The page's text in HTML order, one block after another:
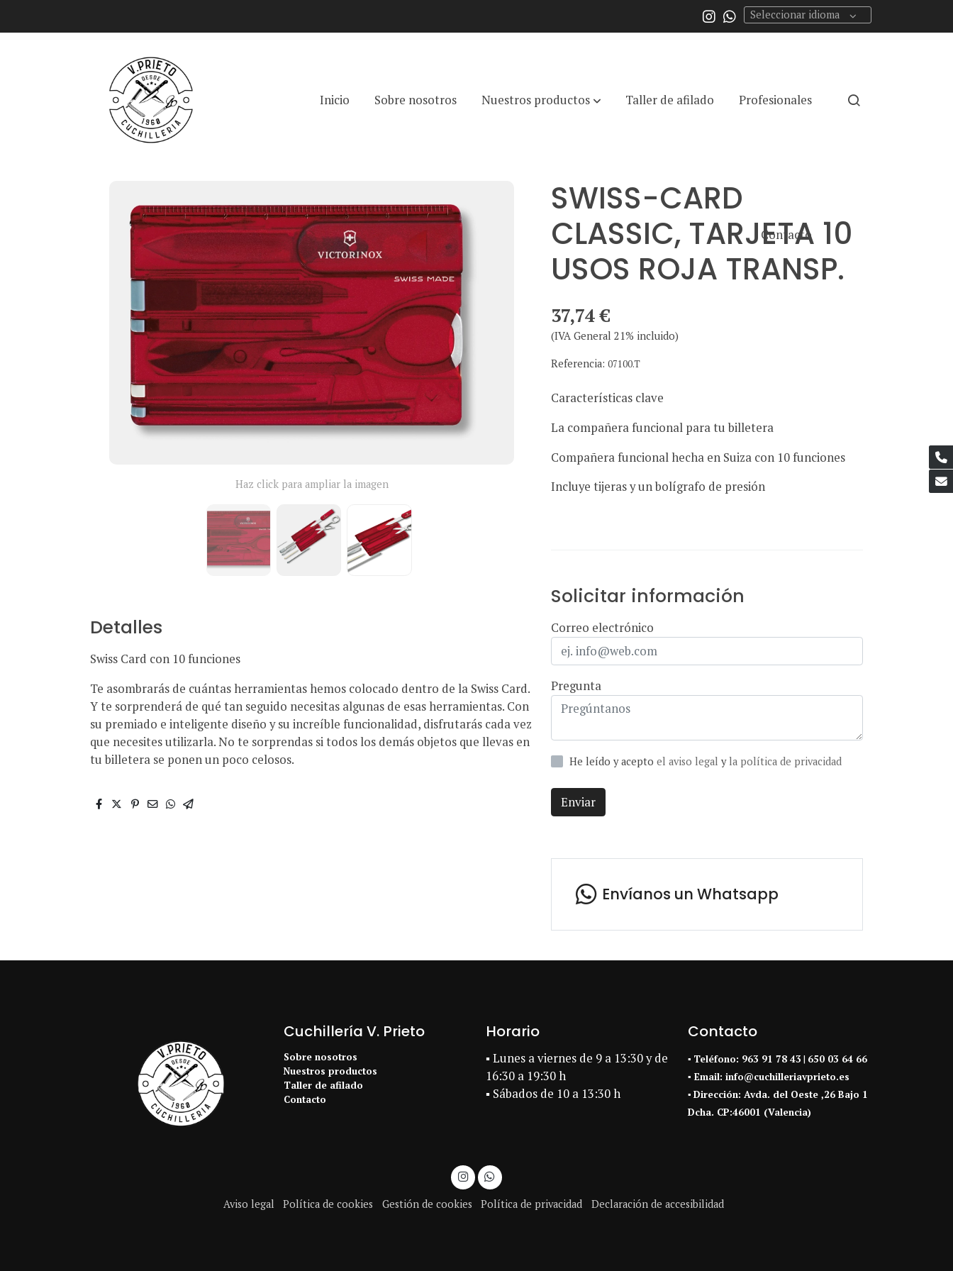
Seleccionar idioma
Inicio Sobre nosotros Nuestros productos Taller de afilado Profesionales
Contacto
Nuestros productos
Haz click para ampliar la imagen
Detalles
Swiss Card con 10 funciones
Te asombrarás de cuántas herramientas hemos colocado dentro de la Swiss Card.
Y te sorprenderá de qué tan seguido necesitas algunas de esas herramientas. Con
su premiado e inteligente diseño y su increíble funcionalidad, disfrutarás cada vez
que necesites utilizarla. No te sorprendas si todos los demás objetos que llevas en
tu billetera se ponen un poco celosos.
SWISS-CARD
CLASSIC, TARJETA 10
USOS ROJA TRANSP.
37,74 €
(IVA General 21% incluido)
Referencia:07100.T
Características clave
La compañera funcional para tu billetera
Compañera funcional hecha en Suiza con 10 funciones
Incluye tijeras y un bolígrafo de presión
Solicitar información
Correo electrónico
Pregunta
He leído y acepto el aviso legal yla política de privacidad
Enviar
Envíanos un Whatsapp
Cuchillería V. Prieto
Sobre nosotros
Nuestros productos
Taller de afilado
Contacto
Horario
▪ Lunes a viernes de 9 a 13:30 y de
16:30 a 19:30 h
▪ Sábados de 10 a 13:30 h
Contacto
▪ Teléfono: 963 91 78 43 | 650 03 64 66
▪ Email: info@cuchilleriavprieto.es
▪ Dirección: Avda. del Oeste ,26 Bajo 1
Dcha. CP:46001 (Valencia)
Aviso legal Política de cookies Gestión de cookies Política de privacidad Declaración de accesibilidad